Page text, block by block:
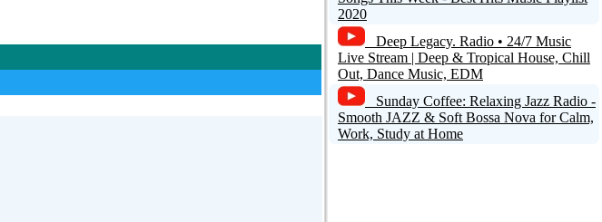
2020
Deep Legacy. Radio • 24/7 Music
Live Stream | Deep & Tropical House, Chill
Out, Dance Music, EDM
Sunday Coffee: Relaxing Jazz Radio -
Smooth JAZZ & Soft Bossa Nova for Calm,
Work, Study at Home